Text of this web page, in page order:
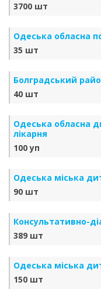
3700 шт
Одеська обласна
35 шт
Болградський
40 шт
Одеська обласна
лікарня
100 уп
Одеська міська
90 шт
Консультативно-
389 шт
Одеська міська
150 шт